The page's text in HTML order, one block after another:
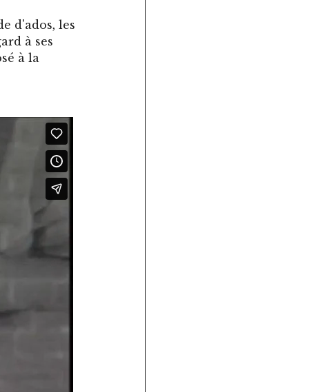
d'ados, les
à ses
à la